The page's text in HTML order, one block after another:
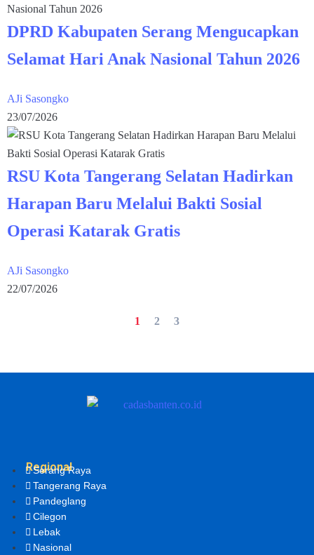
DPRD Kabupaten Serang Mengucapkan
Selamat Hari Anak Nasional Tahun 2026
AJi Sasongko
23/07/2026
RSU Kota Tangerang Selatan Hadirkan
Harapan Baru Melalui Bakti Sosial
Operasi Katarak Gratis
AJi Sasongko
22/07/2026
1 2 3
Regional
Serang Raya
Tangerang Raya
Pandeglang
Cilegon
Lebak
Nasional